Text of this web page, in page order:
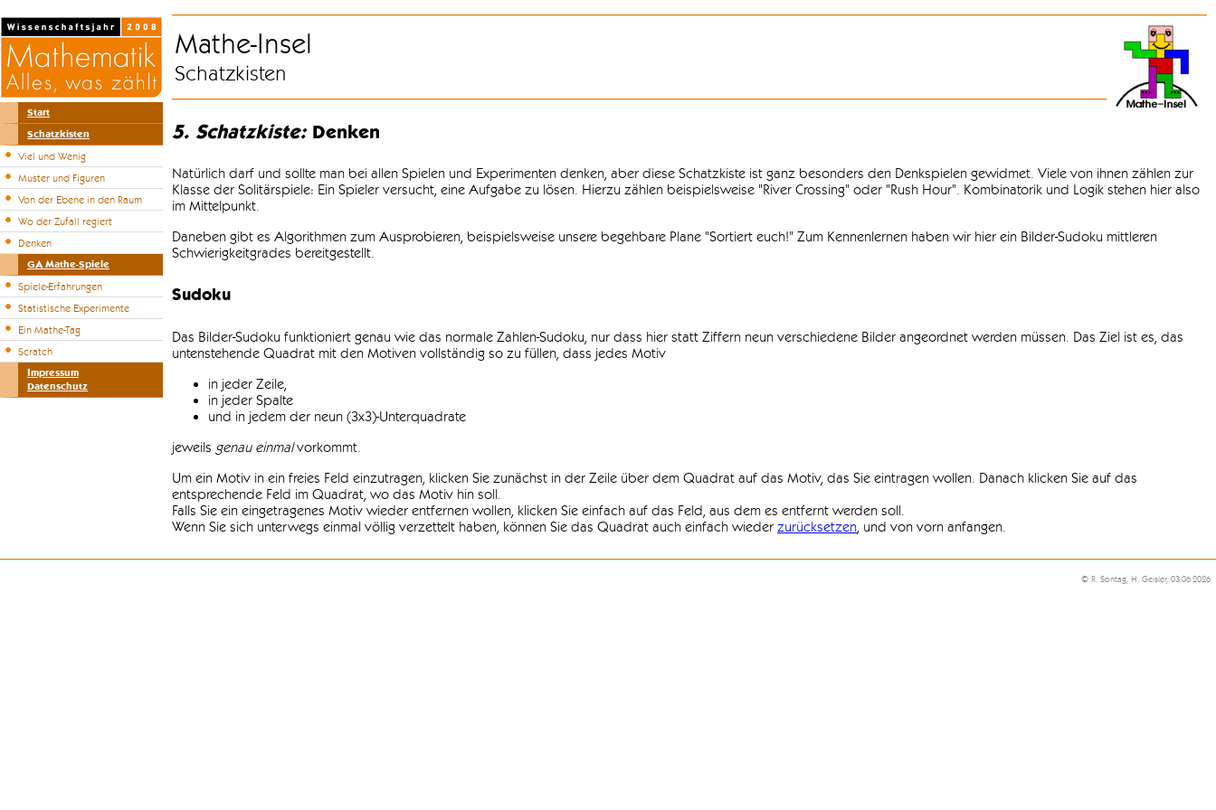
Start
Schatzkisten
Viel und Wenig
Muster und Figuren
Von der Ebene in den Raum
Wo der Zufall regiert
Denken
GA Mathe-Spiele
Spiele-Erfahrungen
Statistische Experimente
Ein Mathe-Tag
Scratch
Impressum
Datenschutz
Mathe-Insel
Schatzkisten
5. Schatzkiste:Denken
Natürlich darf und sollte man bei allen Spielen und Experimenten denken, aber diese Schatzkiste ist ganz besonders den Denkspielen gewidmet. Viele von ihnen zählen zur
Klasse der Solitärspiele: Ein Spieler versucht, eine Aufgabe zu lösen. Hierzu zählen beispielsweise "River Crossing" oder "Rush Hour". Kombinatorik und Logik stehen hier also
im Mittelpunkt.
Daneben gibt es Algorithmen zum Ausprobieren, beispielsweise unsere begehbare Plane "Sortiert euch!" Zum Kennenlernen haben wir hier ein Bilder-Sudoku mittleren
Schwierigkeitgrades bereitgestellt.
Sudoku
Das Bilder-Sudoku funktioniert genau wie das normale Zahlen-Sudoku, nur dass hier statt Ziffern neun verschiedene Bilder angeordnet werden müssen. Das Ziel ist es, das
untenstehende Quadrat mit den Motiven vollständig so zu füllen, dass jedes Motiv
in jeder Zeile,
in jeder Spalte
und in jedem der neun (3x3)-Unterquadrate
jeweils genau einmalvorkommt.
Um ein Motiv in ein freies Feld einzutragen, klicken Sie zunächst in der Zeile über dem Quadrat auf das Motiv, das Sie eintragen wollen. Danach klicken Sie auf das
entsprechende Feld im Quadrat, wo das Motiv hin soll.
Falls Sie ein eingetragenes Motiv wieder entfernen wollen, klicken Sie einfach auf das Feld, aus dem es entfernt werden soll.
Wenn Sie sich unterwegs einmal völlig verzettelt haben, können Sie das Quadrat auch einfach wieder zurücksetzen, und von vorn anfangen.
© R. Sontag, H. Geisler, 03.06.2026